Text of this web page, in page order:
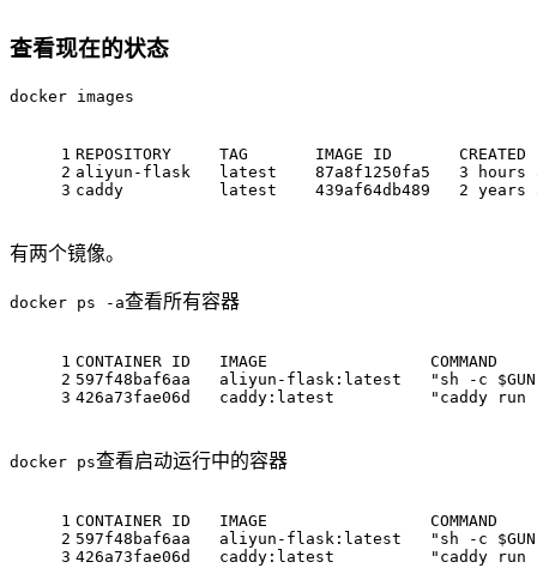
查看现在的状态
docker images
1
2
3
REPOSITORY
TAG       IMAGE ID       CREATED
aliyun -flask   latest 87a8f1250fa5 3
caddy
          latest
439af64db489 2
有两个镜像。
docker ps -a查看所有容器
1
2
3
CONTAINER ID   IMAGE                 COMMAND
597f48baf6aa
   aliyun-flask:latest
"sh -c
426a73fae06d
   caddy:latest
"caddy
docker ps查看启动运行中的容器
1
2
3
CONTAINER ID   IMAGE                 COMMAND
597f48baf6aa
   aliyun-flask:latest
"sh -c
426a73fae06d
   caddy:latest
"caddy